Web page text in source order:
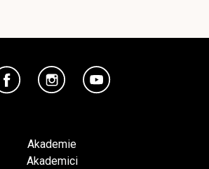
Akademie
Akademici